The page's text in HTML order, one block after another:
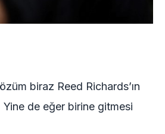
biraz Reed Richards’ın
de eğer birine gitmesi